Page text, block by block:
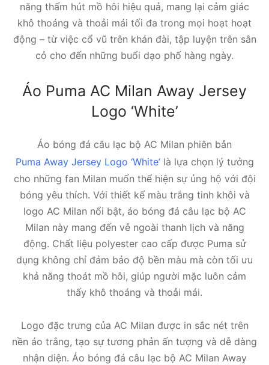
năng thấm hút mồ hôi hiệu quả, mang lại cảm giác
khô thoáng và thoải mái tối đa trong mọi hoạt hoạt
động – từ việc cổ vũ trên khán đài, tập luyện trên sân
cỏ cho đến những buổi dạo phố hàng ngày.
Áo Puma AC Milan Away Jersey
Logo ‘White’
Áo bóng đá câu lạc bộ AC Milan phiên bản
Puma Away Jersey Logo ‘White’là lựa chọn lý tưởng
cho những fan Milan muốn thể hiện sự ủng hộ với đội
bóng yêu thích. Với thiết kế màu trắng tinh khôi và
logo AC Milan nổi bật, áo bóng đá câu lạc bộ AC
Milan này mang đến vẻ ngoài thanh lịch và năng
động. Chất liệu polyester cao cấp được Puma sử
dụng không chỉ đảm bảo độ bền màu mà còn tối ưu
khả năng thoát mồ hôi, giúp người mặc luôn cảm
thấy khô thoáng và thoải mái.
Logo đặc trưng của AC Milan được in sắc nét trên
nền áo trắng, tạo sự tương phản ấn tượng và dễ dàng
nhận diện. Áo bóng đá câu lạc bộ AC Milan Away